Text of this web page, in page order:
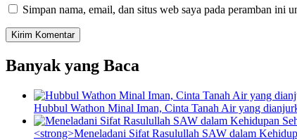
Simpan nama, email, dan situs web saya pada peramban ini
Banyak yang Baca
Hubbul Wathon Minal Iman, Cinta Tanah Air yang
<strong>Meneladani Sifat Rasulullah SAW dalam